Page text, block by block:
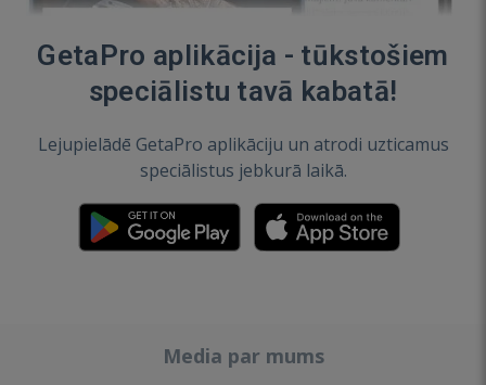
GetaPro aplikācija - tūkstošiem
speciālistu tavā kabatā!
Lejupielādē GetaPro aplikāciju un atrodi uzticamus
speciālistus jebkurā laikā.
Media par mums